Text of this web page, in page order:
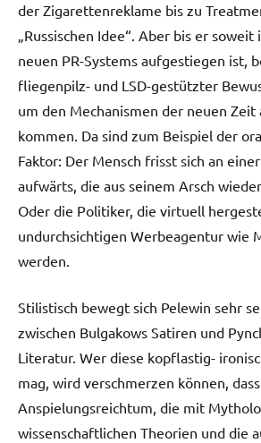
der Zigarettenreklame bis zu
„Russischen Idee“. Aber bis er
neuen PR-Systems aufgestiegen ist,
fliegenpilz- und LSD-gestützter
um den Mechanismen der neuen Zeit
kommen. Da sind zum Beispiel der
Faktor: Der Mensch frisst sich an
aufwärts, die aus seinem Arsch
Oder die Politiker, die virtuell
undurchsichtigen Werbeagentur wie
werden.
Stilistisch bewegt sich Pelewin sehr
zwischen Bulgakows Satiren und
Literatur. Wer diese kopflastig-
mag, wird verschmerzen können,
Anspielungsreichtum, die mit
wissenschaftlichen Theorien und die